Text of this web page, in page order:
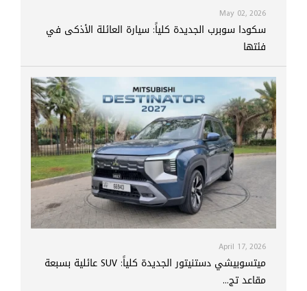
May 02, 2026
سكودا سوبرب الجديدة كلياً: سيارة العائلة الأذكى في
فئتها
April 17, 2026
ميتسوبيشي دستنيتور الجديدة كلياً: SUV عائلية بسبعة
مقاعد تج...